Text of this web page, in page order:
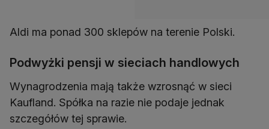
Aldi ma ponad 300 sklepów na terenie Polski.
Podwyżki pensji w sieciach handlowych
Wynagrodzenia mają także wzrosnąć w sieci
Kaufland. Spółka na razie nie podaje jednak
szczegółów tej sprawie.